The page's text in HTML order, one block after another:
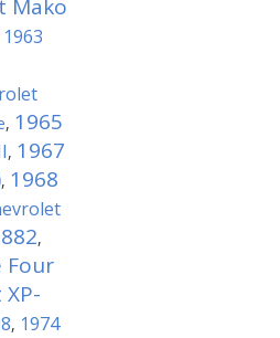
Mako
1963
, 1965
, 1967
, 1968
,
Four
, 1974